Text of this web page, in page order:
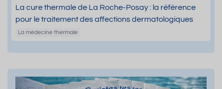
La cure thermale de La Roche-Posay : la référence
pour le traitement des affections dermatologiques
La médecine thermale